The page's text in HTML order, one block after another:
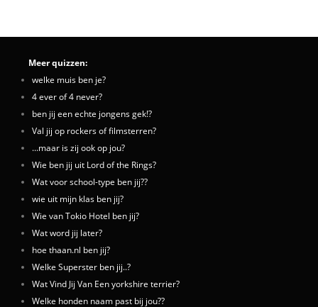
Meer quizzen:
welke muis ben je?
4 ever of 4 never?
ben jij een echte jongens gek!?
Val jij op rockers of filmsterren?
...maar is zij ook op jou?
Wie ben jij uit Lord of the Rings?
Wat voor school-type ben jij??
wie uit mijn klas ben jij?
Wie van Tokio Hotel ben jij?
Wat word jij later?
hoe thaan.nl ben jij?
Welke Superster ben jij..?
Wat Vind Jij Van Een yorkshire terrier?
Welke honden naam past bij jou??